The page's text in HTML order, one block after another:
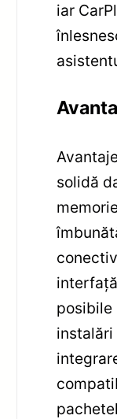
iar
solidă
posibile
instalări